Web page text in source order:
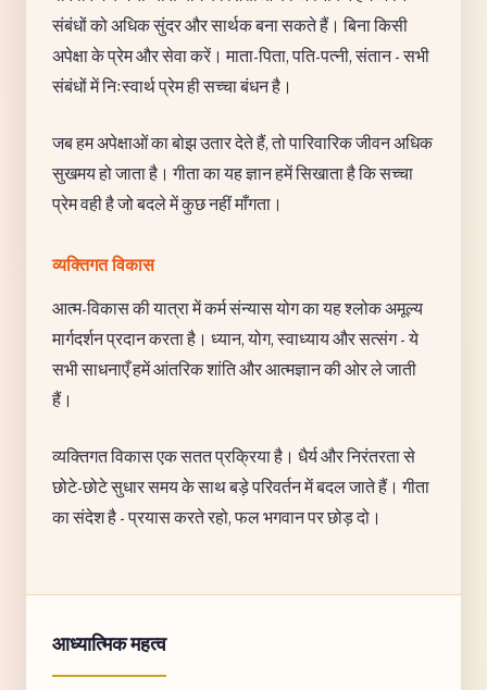
संबंधों को अधिक सुंदर और सार्थक बना सकते हैं। बिना किसी
अपेक्षा के प्रेम और सेवा करें। माता-पिता, पति-पत्नी, संतान - सभी
संबंधों में निःस्वार्थ प्रेम ही सच्चा बंधन है।
जब हम अपेक्षाओं का बोझ उतार देते हैं, तो पारिवारिक जीवन अधिक
सुखमय हो जाता है। गीता का यह ज्ञान हमें सिखाता है कि सच्चा
प्रेम वही है जो बदले में कुछ नहीं माँगता।
व्यक्तिगत विकास
आत्म-विकास की यात्रा में कर्म संन्यास योग का यह श्लोक अमूल्य
मार्गदर्शन प्रदान करता है। ध्यान, योग, स्वाध्याय और सत्संग - ये
सभी साधनाएँ हमें आंतरिक शांति और आत्मज्ञान की ओर ले जाती
हैं।
व्यक्तिगत विकास एक सतत प्रक्रिया है। धैर्य और निरंतरता से
छोटे-छोटे सुधार समय के साथ बड़े परिवर्तन में बदल जाते हैं। गीता
का संदेश है - प्रयास करते रहो, फल भगवान पर छोड़ दो।
आध्यात्मिक महत्व